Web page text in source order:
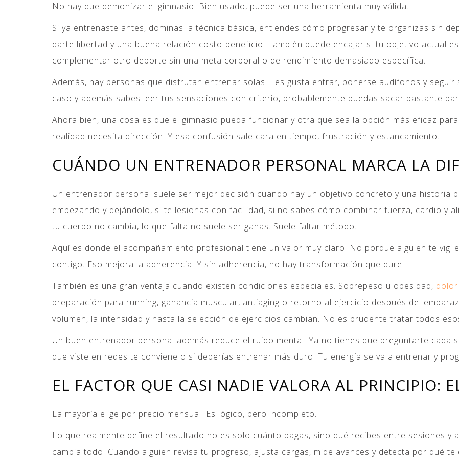
No hay que demonizar el gimnasio. Bien usado, puede ser una herramienta muy válida.
Si ya entrenaste antes, dominas la técnica básica, entiendes cómo progresar y te organizas sin
darte libertad y una buena relación costo-beneficio. También puede encajar si tu objetivo actual
complementar otro deporte sin una meta corporal o de rendimiento demasiado específica.
Además, hay personas que disfrutan entrenar solas. Les gusta entrar, ponerse audífonos y seguir
caso y además sabes leer tus sensaciones con criterio, probablemente puedas sacar bastante
Ahora bien, una cosa es que el gimnasio pueda funcionar y otra que sea la opción más eficaz
realidad necesita dirección. Y esa confusión sale cara en tiempo, frustración y estancamiento.
CUÁNDO UN ENTRENADOR PERSONAL MARCA LA
Un entrenador personal suele ser mejor decisión cuando hay un objetivo concreto y una historia
empezando y dejándolo, si te lesionas con facilidad, si no sabes cómo combinar fuerza, cardio y
tu cuerpo no cambia, lo que falta no suele ser ganas. Suele faltar método.
Aquí es donde el acompañamiento profesional tiene un valor muy claro. No porque alguien te
contigo. Eso mejora la adherencia. Y sin adherencia, no hay transformación que dure.
También es una gran ventaja cuando existen condiciones especiales. Sobrepeso u obesidad,
preparación para running, ganancia muscular, antiaging o retorno al ejercicio después del
volumen, la intensidad y hasta la selección de ejercicios cambian. No es prudente tratar todos
Un buen entrenador personal además reduce el ruido mental. Ya no tienes que preguntarte cada
que viste en redes te conviene o si deberías entrenar más duro. Tu energía se va a entrenar y
EL FACTOR QUE CASI NADIE VALORA AL PRINCIPIO:
La mayoría elige por precio mensual. Es lógico, pero incompleto.
Lo que realmente define el resultado no es solo cuánto pagas, sino qué recibes entre sesiones y
cambia todo. Cuando alguien revisa tu progreso, ajusta cargas, mide avances y detecta por qué